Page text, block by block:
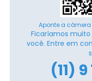
Aponte a
Ficaríamos
você. Entre em
(11)